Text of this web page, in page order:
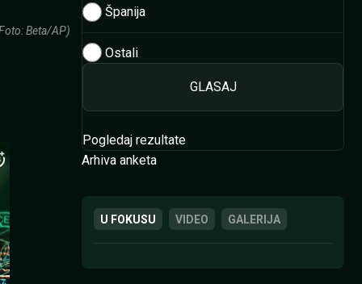
Beta/AP)
Španija
Ostali
Pogledaj rezultate
Arhiva anketa
U FOKUSU VIDEO GALERIJA